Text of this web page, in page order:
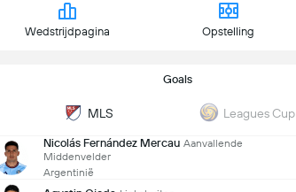
Wedstrijdpagina Opstelling
Goals
MLS Leagues Cup
Nicolás Fernández Mercau Aanvallende
Middenvelder
Argentinië